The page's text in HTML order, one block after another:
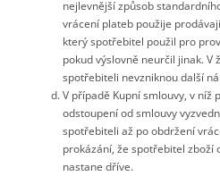
nejlevnější způsob
vrácení plateb použije
který spotřebitel použil pro
pokud výslovně neurčil jinak. V
spotřebiteli nevzniknou další
V případě Kupní smlouvy, v níž
odstoupení od smlouvy
spotřebiteli až po obdržení
prokázání, že spotřebitel zboží
nastane dříve.